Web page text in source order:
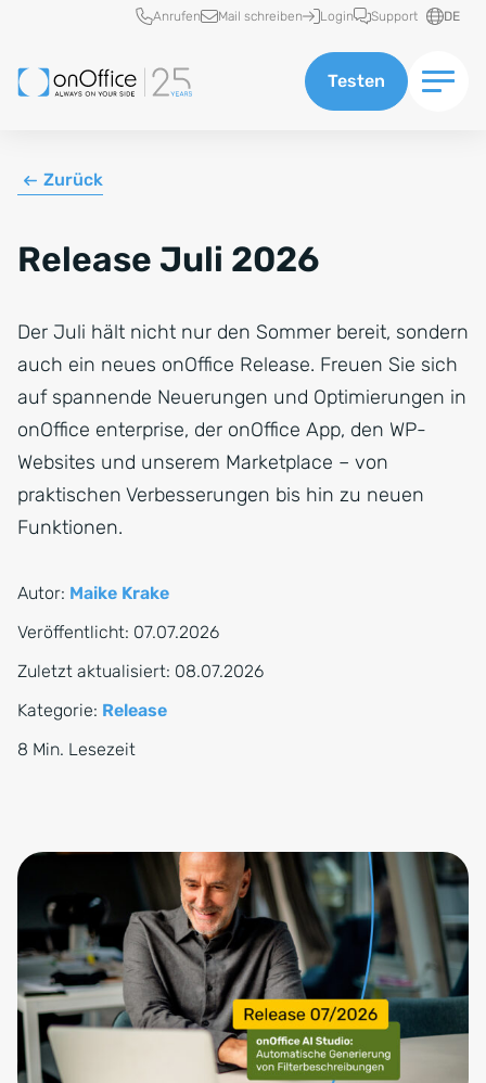
Schnellzugriff
Anrufen Mail schreiben Login Support DE
Testen
Zurück
Release Juli 2026
Der Juli hält nicht nur den Sommer bereit, sondern
auch ein neues onOffice Release. Freuen Sie sich
auf spannende Neuerungen und Optimierungen in
onOffice enterprise, der onOffice App, den WP-
Websites und unserem Marketplace – von
praktischen Verbesserungen bis hin zu neuen
Funktionen.
Autor: Maike Krake
Veröffentlicht: 07.07.2026
Zuletzt aktualisiert: 08.07.2026
Kategorie: Release
8 Min. Lesezeit